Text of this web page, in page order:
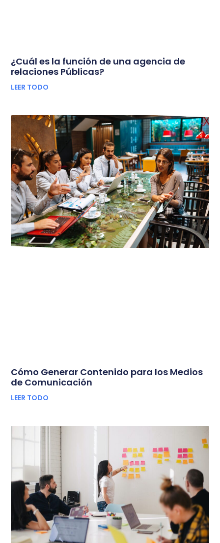
¿Cuál es la función de una agencia de
relaciones Públicas?
LEER TODO
Cómo Generar Contenido para los Medios
de Comunicación
LEER TODO